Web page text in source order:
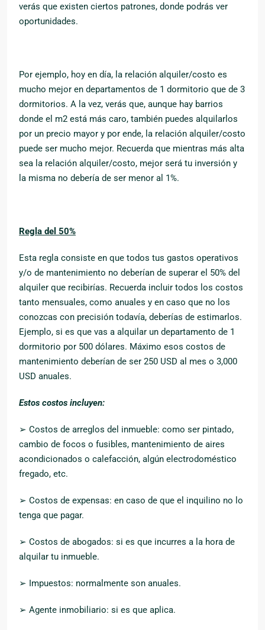
verás que existen ciertos patrones, donde podrás ver
oportunidades.
Por ejemplo, hoy en día, la relación alquiler/costo es
mucho mejor en departamentos de 1 dormitorio que de 3
dormitorios. A la vez, verás que, aunque hay barrios
donde el m2 está más caro, también puedes alquilarlos
por un precio mayor y por ende, la relación alquiler/costo
puede ser mucho mejor. Recuerda que mientras más alta
sea la relación alquiler/costo, mejor será tu inversión y
la misma no debería de ser menor al 1%.
Regla del 50%
Esta regla consiste en que todos tus gastos operativos
y/o de mantenimiento no deberían de superar el 50% del
alquiler que recibirías. Recuerda incluir todos los costos
tanto mensuales, como anuales y en caso que no los
conozcas con precisión todavía, deberías de estimarlos.
Ejemplo, si es que vas a alquilar un departamento de 1
dormitorio por 500 dólares. Máximo esos costos de
mantenimiento deberían de ser 250 USD al mes o 3,000
USD anuales.
Estos costos incluyen:
➢ Costos de arreglos del inmueble: como ser pintado,
cambio de focos o fusibles, mantenimiento de aires
acondicionados o calefacción, algún electrodoméstico
fregado, etc.
➢ Costos de expensas: en caso de que el inquilino no lo
tenga que pagar.
➢ Costos de abogados: si es que incurres a la hora de
alquilar tu inmueble.
➢ Impuestos: normalmente son anuales.
➢ Agente inmobiliario: si es que aplica.